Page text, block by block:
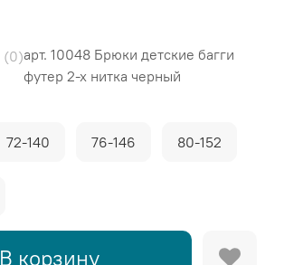
(0)арт.10048 Брюки детские багги
футер 2-х нитка черный
В корзину
72-140 76-146 80-152